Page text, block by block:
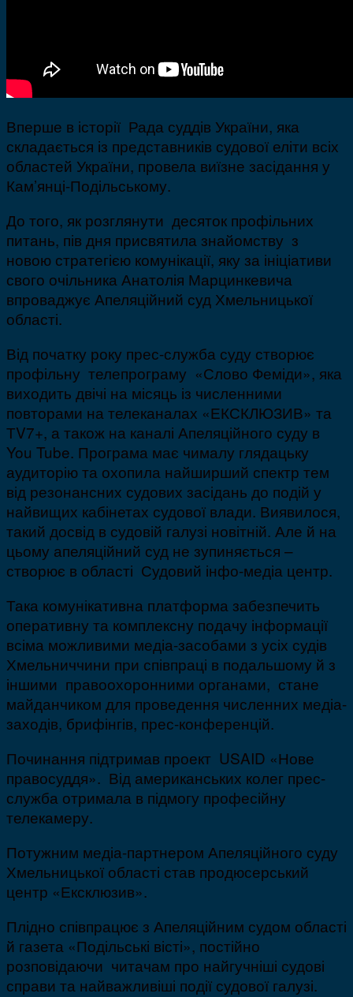
Вперше в історії Рада суддів України, яка
складається із представників судової еліти всіх
областей України, провела виїзне засідання у
Кам’янці-Подільському.
До того, як розглянути десяток профільних
питань, пів дня присвятила знайомству з
новою стратегією комунікації, яку за ініціативи
свого очільника Анатолія Марцинкевича
впроваджує Апеляційний суд Хмельницької
області.
Від початку року прес-служба суду створює
профільну телепрограму «Слово Феміди», яка
виходить двічі на місяць із численними
повторами на телеканалах «ЕКСКЛЮЗИВ» та
ТV7+, а також на каналі Апеляційного суду в
You Tube. Програма має чималу глядацьку
аудиторію та охопила найширший спектр тем
від резонансних судових засідань до подій у
найвищих кабінетах судової влади. Виявилося,
такий досвід в судовій галузі новітній. Але й на
цьому апеляційний суд не зупиняється –
створює в області Судовий інфо-медіа центр.
Така комунікативна платформа забезпечить
оперативну та комплексну подачу інформації
всіма можливими медіа-засобами з усіх судів
Хмельниччини при співпраці в подальшому й з
іншими правоохоронними органами, стане
майданчиком для проведення численних медіа-
заходів, брифінгів, прес-конференцій.
Починання підтримав проект USAID «Нове
правосуддя». Від американських колег прес-
служба отримала в підмогу професійну
телекамеру.
Потужним медіа-партнером Апеляційного суду
Хмельницької області став продюсерський
центр «Ексклюзив».
Плідно співпрацює з Апеляційним судом області
й газета «Подільські вісті», постійно
розповідаючи читачам про найгучніші судові
справи та найважливіші події судової галузі.